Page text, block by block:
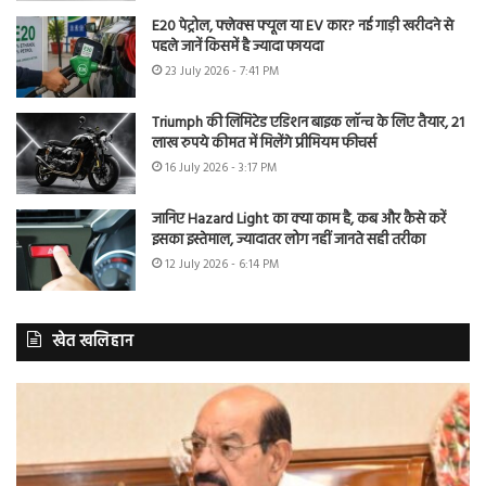
E20 पेट्रोल, फ्लेक्स फ्यूल या EV कार? नई गाड़ी खरीदने से
पहले जानें किसमें है ज्यादा फायदा
23 July 2026 - 7:41 PM
Triumph की लिमिटेड एडिशन बाइक लॉन्च के लिए तैयार, 21
लाख रुपये कीमत में मिलेंगे प्रीमियम फीचर्स
16 July 2026 - 3:17 PM
जानिए Hazard Light का क्या काम है, कब और कैसे करें
इसका इस्तेमाल, ज्यादातर लोग नहीं जानते सही तरीका
12 July 2026 - 6:14 PM
खेत खलिहान